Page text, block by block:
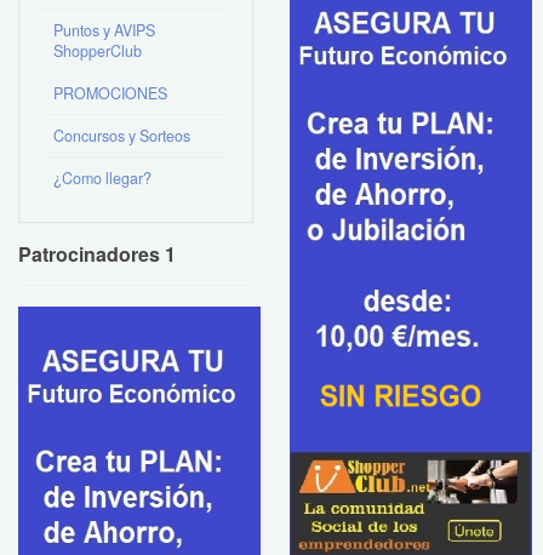
Puntos y AVIPS
ShopperClub
PROMOCIONES
Concursos y Sorteos
¿Como llegar?
Patrocinadores 1